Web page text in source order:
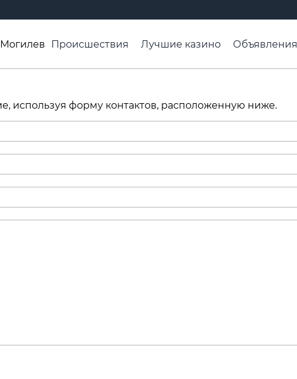
Происшествия Лучшие казино Объявления
ВБ
используя форму контактов, расположенную ниже.